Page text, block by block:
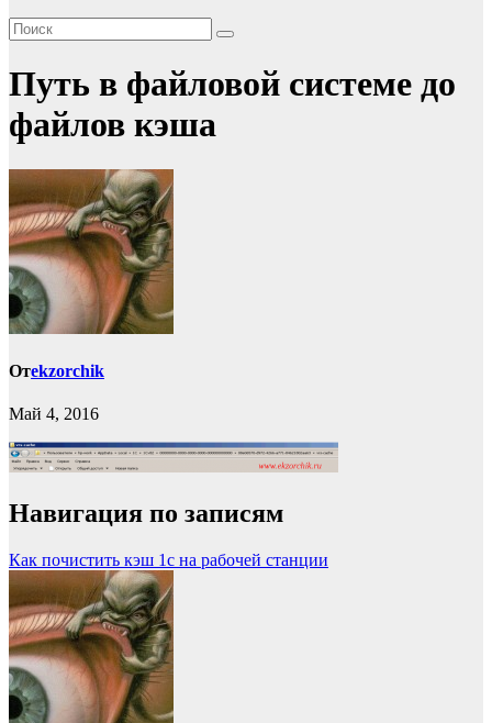
Путь в файловой системе до
файлов кэша
Отekzorchik
Май 4, 2016
Навигация по записям
Как почистить кэш 1с на рабочей станции